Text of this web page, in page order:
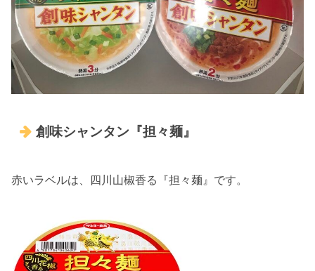
創味シャンタン『担々麺』
赤いラベルは、四川山椒香る『担々麺』です。